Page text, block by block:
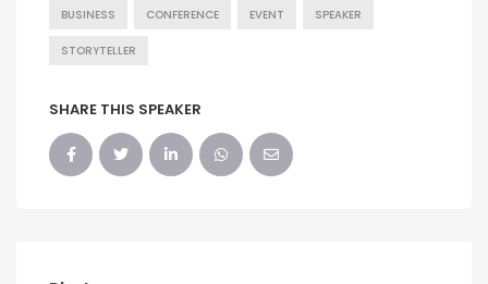
BUSINESS CONFERENCE EVENT SPEAKER
STORYTELLER
SHARE THIS SPEAKER